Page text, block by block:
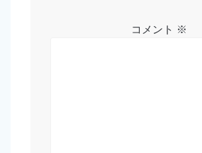
コメント ※